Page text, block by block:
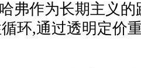
弗作为长期主义的
环,通过透明定价